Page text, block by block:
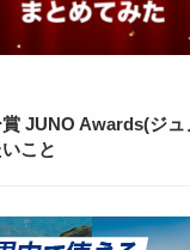
JUNO Awards(ジュ
こと